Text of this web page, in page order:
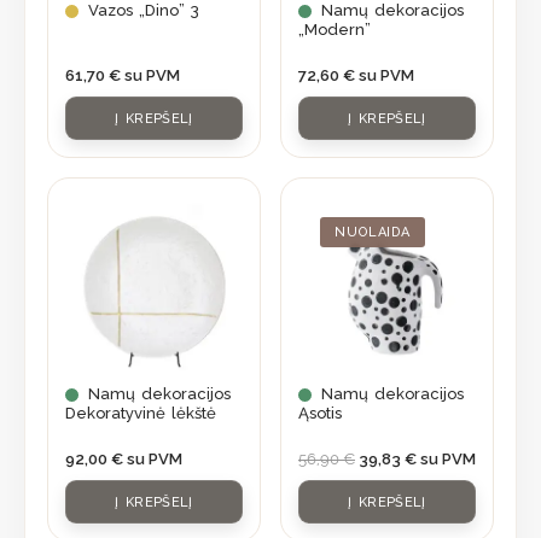
Vazos „Dino” 3
61,70 € su PVM
Į KREPŠELĮ
Namų dekoracijos
„Modern”
72,60 € su PVM
Į KREPŠELĮ
Namų dekoracijos
Dekoratyvinė lėkštė
92,00 € su PVM
Į KREPŠELĮ
NUOLAIDA
Namų dekoracijos
Ąsotis
56,90€
was:
56,90 €.
39,83 €
is:
39,83 €.
su PVM
Į KREPŠELĮ